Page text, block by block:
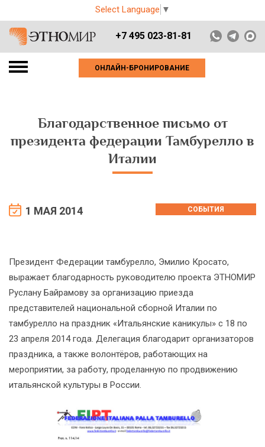
Select Language ▼
+7 495 023-81-81
ОНЛАЙН-БРОНИРОВАНИЕ
Благодарственное письмо от
президента федерации Тамбурелло в
Италии
1 МАЯ 2014 СОБЫТИЯ
Президент Федерации тамбурелло, Эмилио Кросато,
выражает благодарность руководителю проекта ЭТНОМИР
Руслану Байрамову за организацию приезда
представителей национальной сборной Италии по
тамбурелло на праздник «Итальянские каникулы» с 18 по
23 апреля 2014 года. Делегация благодарит организаторов
праздника, а также волонтёров, работающих на
мероприятии, за работу, проделанную по продвижению
итальянской культуры в России.